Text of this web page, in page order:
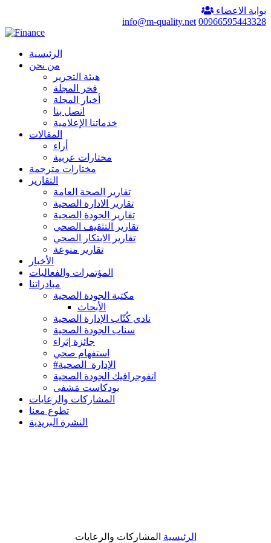
بوابة الاعضاء
00966595443328
info@m-quality.net
الرئيسية
من نحن
هيئة التحرير
فخر المجلة
أخبار المجلة
اتصل بنا
خدماتنا الإعلامية
المقالات
أراء
مختارات عربية
مختارات مترجمة
التقارير
تقارير الصحة العامة
تقارير الادارة الصحية
تقارير الجودة الصحية
تقارير التثقيف الصحي
تقارير الابتكار الصحي
تقارير منوعة
الأخبار
المؤتمرات والفعاليات
مبادراتنا
مكتبة الجودة الصحية
الأبحاث
نادي كُتّاب الإدارة الصحية
سناب الجودة الصحية
جائزة إثراء
استفهام صحي
#الإدارة_الصحية
انفوجرافيك الجودة الصحية
بودكاست مَشفى
المشاركات والرعايات
تطوع معنا
النشرة البريدية
الرئيسية المشاركات والرعايات